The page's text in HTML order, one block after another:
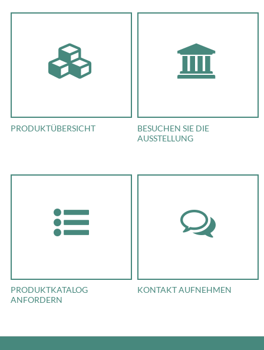
PRODUKTÜBERSICHT
BESUCHEN SIE DIE
AUSSTELLUNG
PRODUKTKATALOG
ANFORDERN
KONTAKT AUFNEHMEN